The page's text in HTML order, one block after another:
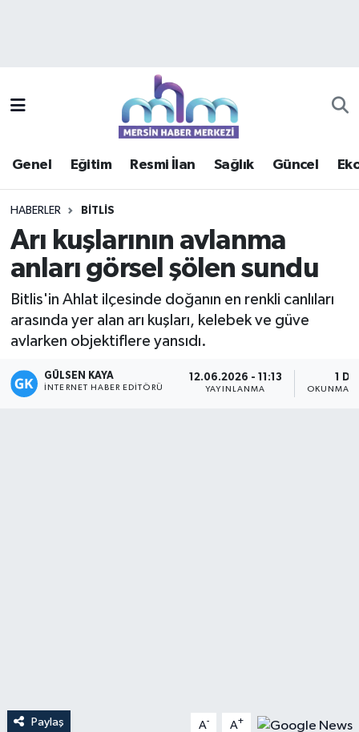
Genel Eğitim Resmi İlan Sağlık Güncel
HABERLER BITLIS
Arı kuşlarının avlanma
anları görsel şölen sundu
Bitlis'in Ahlat ilçesinde doğanın en renkli canlıları
arasında yer alan arı kuşları, kelebek ve güve
avlarken objektiflere yansıdı.
GÜLSEN KAYA
İNTERNET HABER EDITÖRÜ
12.06.2026 - 11:13
YAYINLANMA
1 DK
OKUNMA
Paylaş A- A+
Güncel
Haberde insan
Kültür - Sanat
Magazin
Sürmanşet
Mersin Trafik Yoğunluk Haritası
Süper Lig Puan Durumu ve Fikstür
Haber Arşivi